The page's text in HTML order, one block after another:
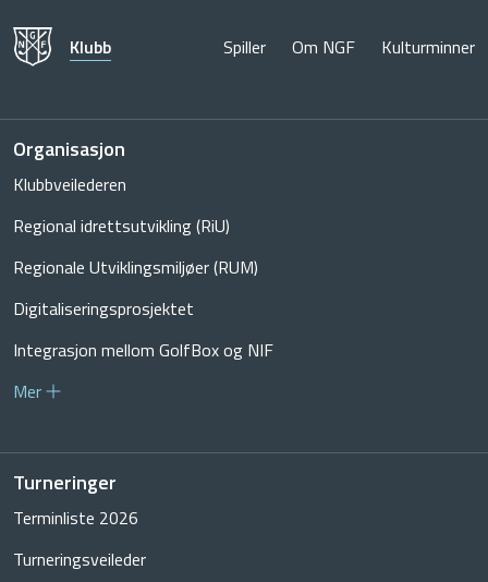
Klubb Spiller Om NGF Kulturminner
Organisasjon
Klubbveilederen
Regional idrettsutvikling (RiU)
Regionale Utviklingsmiljøer (RUM)
Digitaliseringsprosjektet
Integrasjon mellom GolfBox og NIF
Mer
Turneringer
Terminliste 2026
Turneringsveileder